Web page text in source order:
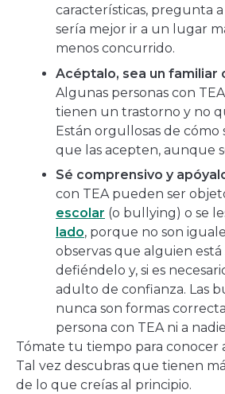
características, pregunta a
sería mejor ir a un lugar
menos concurrido.
Acéptalo, sea un familiar
Algunas personas con
tienen un trastorno y no
Están orgullosas de cómo
que las acepten, aunque
Sé comprensivo y
con TEA pueden ser
escolar (o bullying) o se
lado, porque no son
observas que alguien está
defiéndelo y, si es
adulto de confianza. Las
nunca son formas
persona con TEA ni a
Tómate tu tiempo para conocer
Tal vez descubras que tienen
de lo que creías al principio.